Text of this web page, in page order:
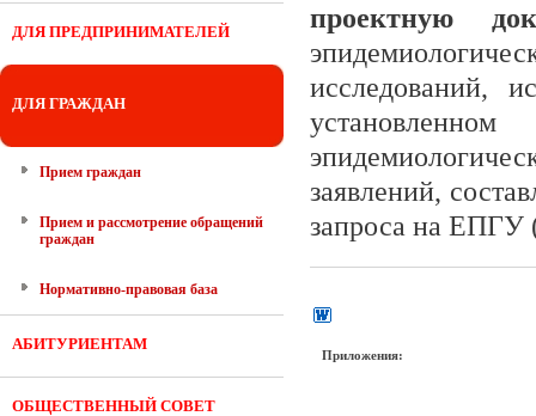
ДЛЯ ПРЕДПРИНИМАТЕЛЕЙ
ДЛЯ ГРАЖДАН
Прием граждан
Прием и рассмотрение обращений
граждан
Нормативно-правовая база
АБИТУРИЕНТАМ
ОБЩЕСТВЕННЫЙ СОВЕТ
проектную
исследований,
заявлений,
запроса на ЕПГУ
Приложения: